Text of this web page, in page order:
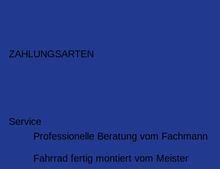
ZAHLUNGSARTEN
Service
Professionelle Beratung vom Fachmann
Fahrrad fertig montiert vom Meister